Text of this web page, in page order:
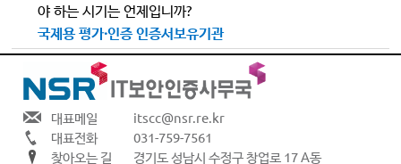
야 하는 시기는 언제입니까?
국제용 평가·인증 인증서보유기관